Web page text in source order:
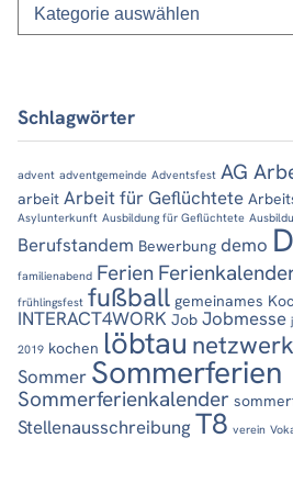
Schlagwörter
advent adventgemeinde Adventsfest AG
arbeit Arbeit für Geflüchtete
Asylunterkunft Ausbildung für Geflüchtete
Berufstandem Bewerbung demo
familienabend Ferien
frühlingsfest fußball gemeinames
INTERACT4WORK Job Jobmesse
2019 kochen löbtau netzwerk
Sommer Sommerferien
Sommerferienkalender
Stellenausschreibung T8 verein